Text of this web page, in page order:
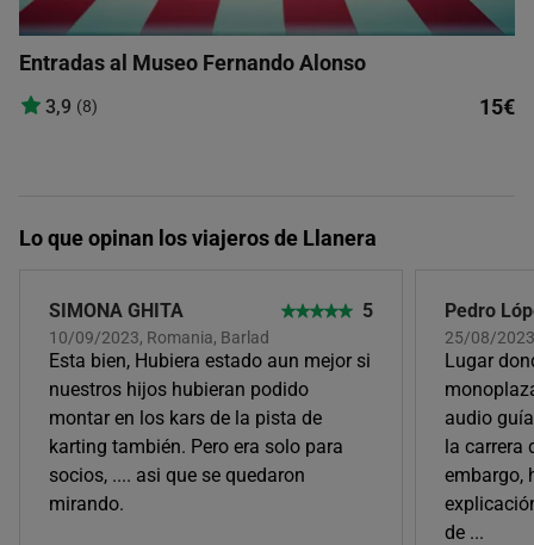
Entradas al Museo Fernando Alonso
3,9 (8) 15€
Lo que opinan los viajeros de Llanera
SIMONA GHITA
10/09/2023, Romania, Barlad
5
Esta bien, Hubiera estado aun mejor si
nuestros hijos hubieran podido
montar en los kars de la pista de
karting también. Pero era solo para
socios, .... asi que se quedaron
mirando.
Pedro
25/08/2023
Lugar
audio
la carrera
embargo,
de ...